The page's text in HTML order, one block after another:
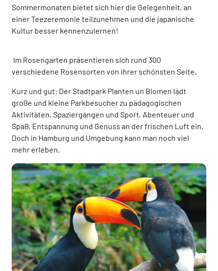
Sommermonaten bietet sich hier die Gelegenheit, an
einer Teezeremonie teilzunehmen und die japanische
Kultur besser kennenzulernen!
Im Rosengarten präsentieren sich rund 300
verschiedene Rosensorten von ihrer schönsten Seite.
Kurz und gut: Der Stadtpark Planten un Blomen lädt
große und kleine Parkbesucher zu pädagogischen
Aktivitäten, Spaziergängen und Sport, Abenteuer und
Spaß, Entspannung und Genuss an der frischen Luft ein.
Doch in Hamburg und Umgebung kann man noch viel
mehr erleben.